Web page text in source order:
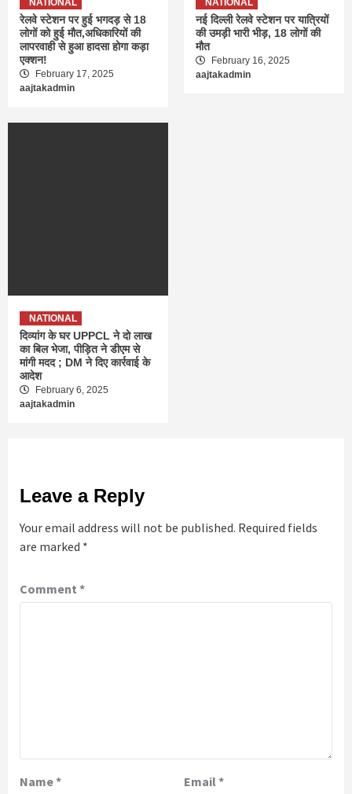
रेलवे स्टेशन पर हुई भगदड़ से 18
लोगों को हुई मौत,अधिकारियों की
लापरवाही से हुआ हादसा होगा कड़ा
एक्शन!
February 17, 2025
aajtakadmin
नई दिल्ली रेलवे स्टेशन पर यात्रियों
की उमड़ी भारी भीड़, 18 लोगों की
मौत
February 16, 2025
aajtakadmin
NATIONAL
दिव्यांग के घर UPPCL ने दो लाख
का बिल भेजा, पीड़ित ने डीएम से
मांगी मदद ; DM ने दिए कार्रवाई के
आदेश
February 6, 2025
aajtakadmin
Leave a Reply
Your email address will not be published. Required fields
are marked *
Comment *
Name* Email *